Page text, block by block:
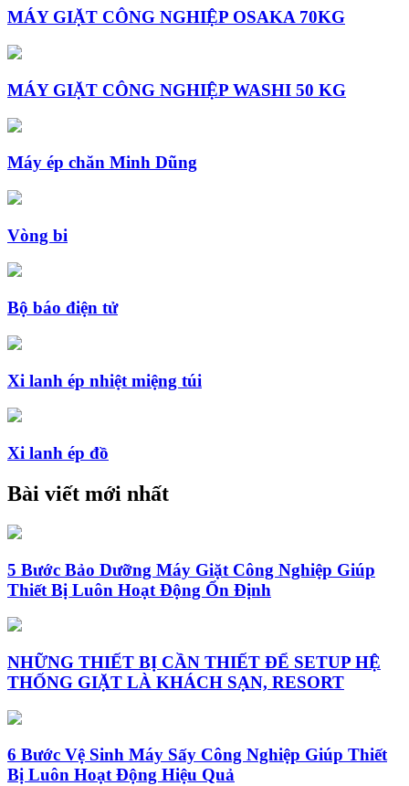
MÁY GIẶT CÔNG NGHIỆP OSAKA 70KG
MÁY GIẶT CÔNG NGHIỆP WASHI 50 KG
Máy ép chăn Minh Dũng
Vòng bi
Bộ báo điện tử
Xi lanh ép nhiệt miệng túi
Xi lanh ép đồ
Bài viết mới nhất
5 Bước Bảo Dưỡng Máy Giặt Công Nghiệp Giúp
Thiết Bị Luôn Hoạt Động Ổn Định
NHỮNG THIẾT BỊ CẦN THIẾT ĐỂ SETUP HỆ
THỐNG GIẶT LÀ KHÁCH SẠN, RESORT
6 Bước Vệ Sinh Máy Sấy Công Nghiệp Giúp Thiết
Bị Luôn Hoạt Động Hiệu Quả